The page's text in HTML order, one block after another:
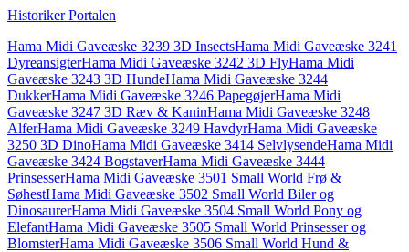
Historiker Portalen
Hama Midi Gaveæske 3239 3D InsectsHama Midi Gaveæske 3241
DyreansigterHama Midi Gaveæske 3242 3D FlyHama Midi
Gaveæske 3243 3D HundeHama Midi Gaveæske 3244
DukkerHama Midi Gaveæske 3246 PapegøjerHama Midi
Gaveæske 3247 3D Ræv & KaninHama Midi Gaveæske 3248
AlferHama Midi Gaveæske 3249 HavdyrHama Midi Gaveæske
3250 3D DinoHama Midi Gaveæske 3414 SelvlysendeHama Midi
Gaveæske 3424 BogstaverHama Midi Gaveæske 3444
PrinsesserHama Midi Gaveæske 3501 Small World Frø &
SøhestHama Midi Gaveæske 3502 Small World Biler og
DinosaurerHama Midi Gaveæske 3504 Small World Pony og
ElefantHama Midi Gaveæske 3505 Small World Prinsesser og
BlomsterHama Midi Gaveæske 3506 Small World Hund &